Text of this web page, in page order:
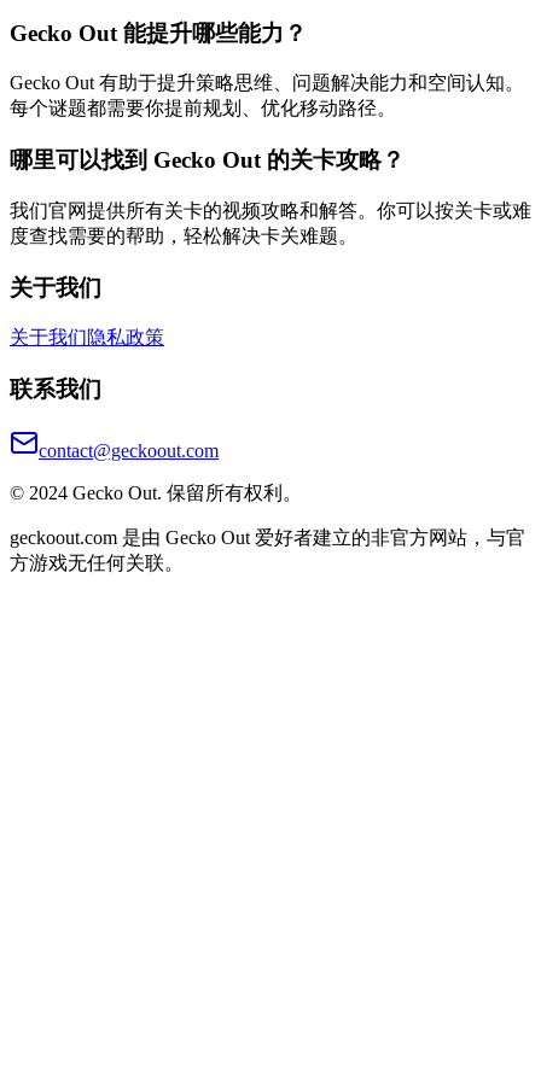
Gecko Out 能提升哪些能力？
Gecko Out 有助于提升策略思维、问题解决能力和空间认知。
每个谜题都需要你提前规划、优化移动路径。
哪里可以找到 Gecko Out 的关卡攻略？
我们官网提供所有关卡的视频攻略和解答。你可以按关卡或难
度查找需要的帮助，轻松解决卡关难题。
关于我们
关于我们隐私政策
联系我们
contact@geckoout.com
© 2024 Gecko Out. 保留所有权利。
geckoout.com 是由 Gecko Out 爱好者建立的非官方网站，与官
方游戏无任何关联。